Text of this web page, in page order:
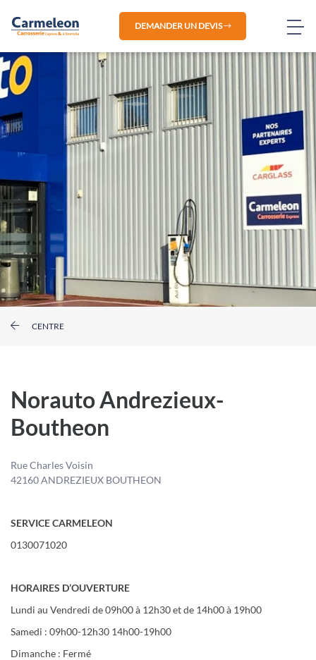
DEMANDER UN DEVIS
CENTRE
Norauto Andrezieux-
Boutheon
Rue Charles Voisin
42160 ANDREZIEUX BOUTHEON
SERVICE CARMELEON
0130071020
HORAIRES D’OUVERTURE
Lundi au Vendredi de 09h00 à 12h30 et de 14h00 à 19h00
Samedi : 09h00-12h30 14h00-19h00
Dimanche : Fermé